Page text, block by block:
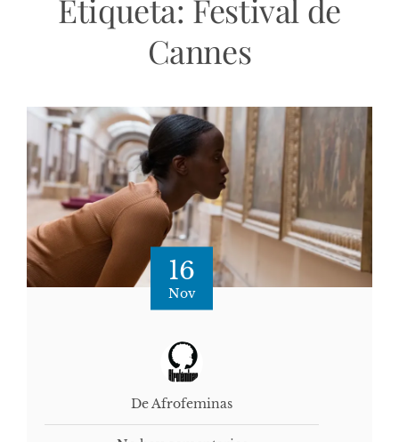
Etiqueta: Festival de
Cannes
16
Nov
De Afrofeminas